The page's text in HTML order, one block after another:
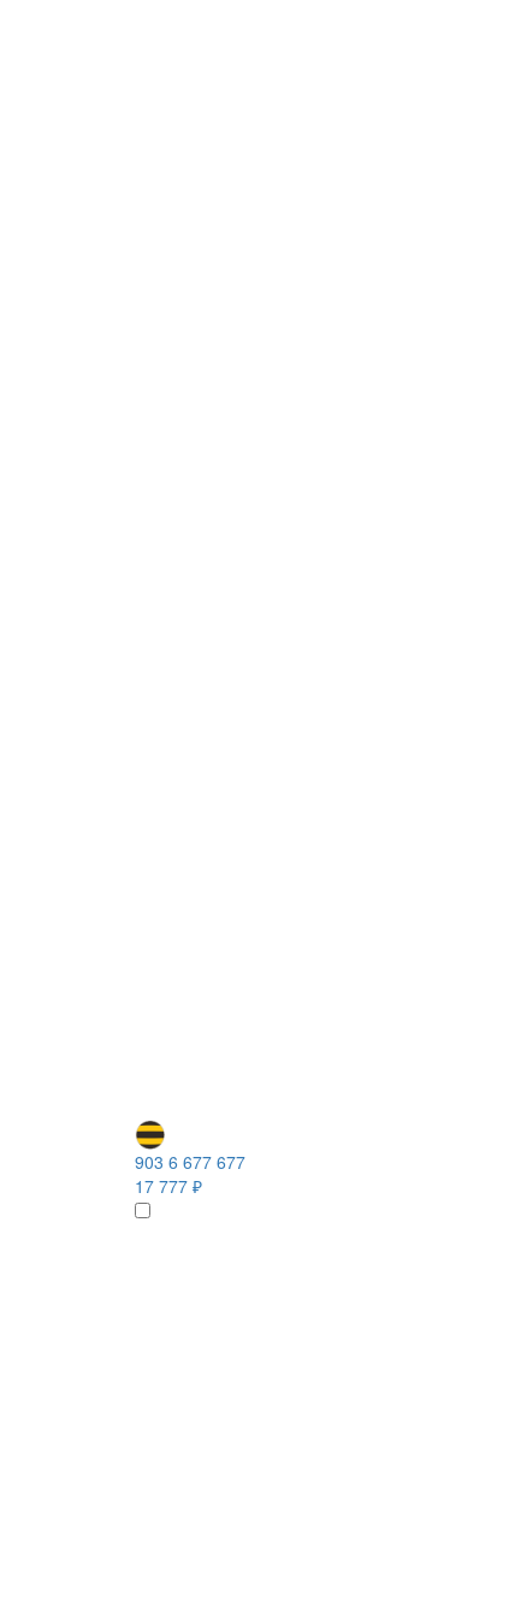
903 6 677 677
17 777 ₽